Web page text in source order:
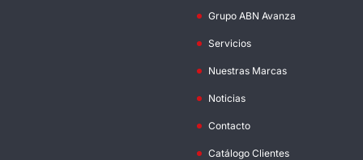
Grupo ABN Avanza
Servicios
Nuestras Marcas
Noticias
Contacto
Catálogo Clientes